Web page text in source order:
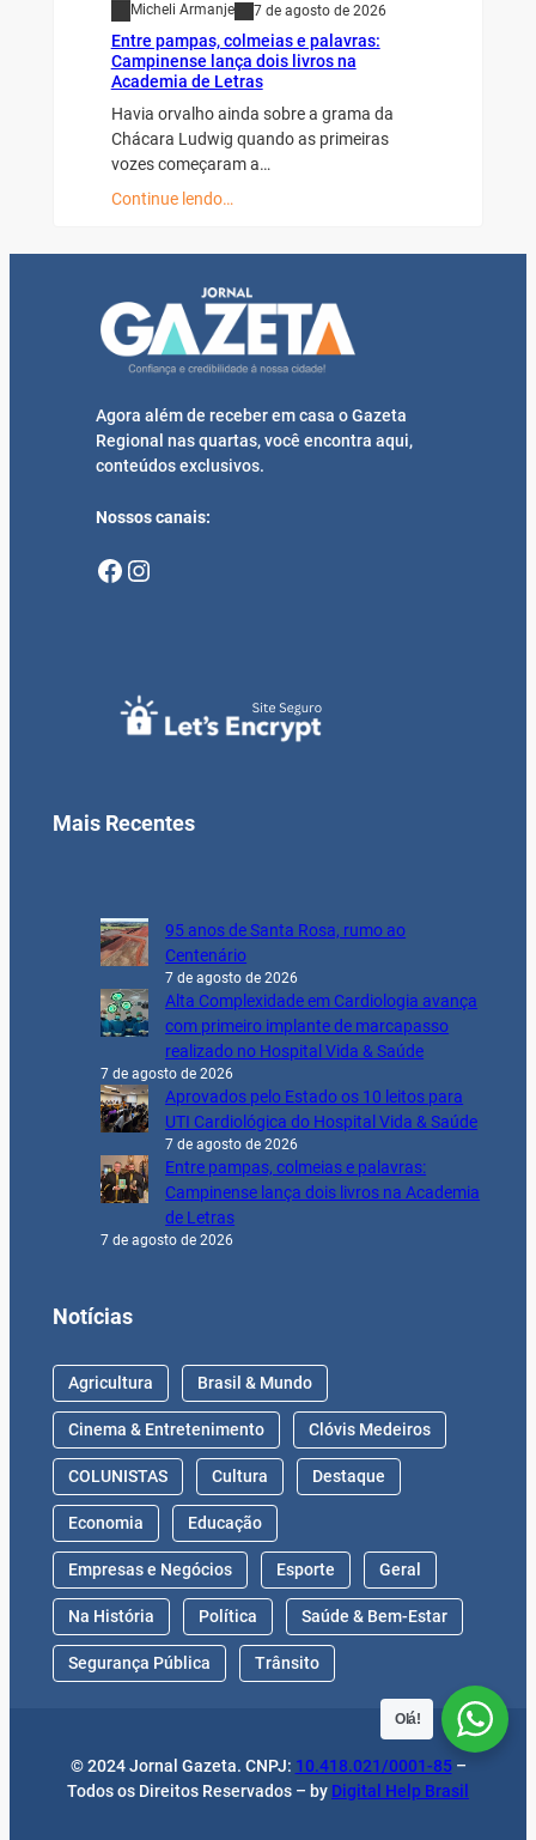
Micheli Armanje 7 de agosto de 2026
Entre pampas, colmeias e palavras:
Campinense lança dois livros na
Academia de Letras
Havia orvalho ainda sobre a grama da
Chácara Ludwig quando as primeiras
vozes começaram a…
Continue lendo…
Agora além de receber em casa o Gazeta
Regional nas quartas, você encontra aqui,
conteúdos exclusivos.
Nossos canais:
Facebook Instagram
Mais Recentes
95 anos de Santa Rosa, rumo ao
Centenário
7 de agosto de 2026
Alta Complexidade em Cardiologia avança
com primeiro implante de marcapasso
realizado no Hospital Vida & Saúde
7 de agosto de 2026
Aprovados pelo Estado os 10 leitos para
UTI Cardiológica do Hospital Vida & Saúde
7 de agosto de 2026
Entre pampas, colmeias e palavras:
Campinense lança dois livros na Academia
de Letras
7 de agosto de 2026
Notícias
Agricultura Brasil & Mundo
Cinema & Entretenimento Clóvis Medeiros
COLUNISTAS Cultura Destaque
Economia Educação
Empresas e Negócios Esporte Geral
Na História Política Saúde & Bem-Estar
Segurança Pública Trânsito
© 2024 Jornal Gazeta. CNPJ: 10.418.021/0001-85–
Todos os Direitos Reservados – by Digital Help Brasil
Olá!